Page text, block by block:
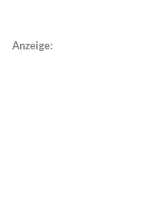
Anzeige: